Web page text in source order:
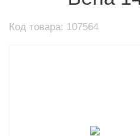
Код товара: 107564